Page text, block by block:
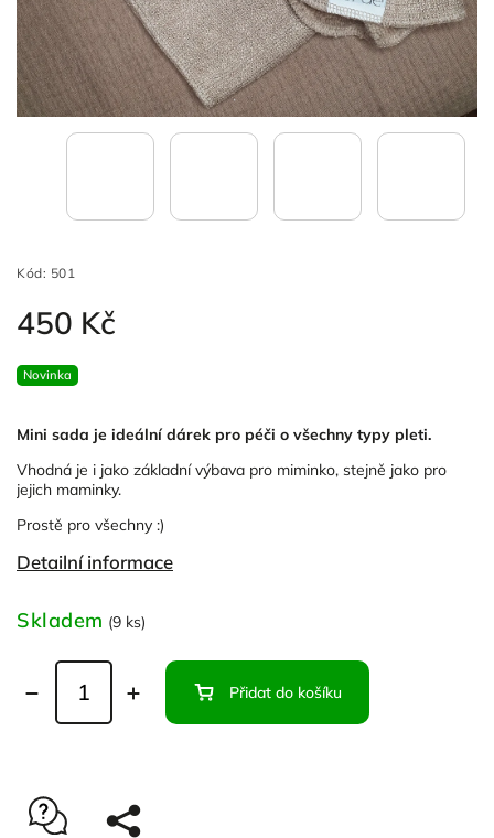
Kód: 501
450 Kč
Mini sada je ideální dárek pro péči o všechny typy pleti.
Vhodná je i jako základní výbava pro miminko, stejně jako pro
jejich maminky.
Prostě pro všechny :)
Detailní informace
Novinka
Skladem (9 ks)
Přidat do košíku